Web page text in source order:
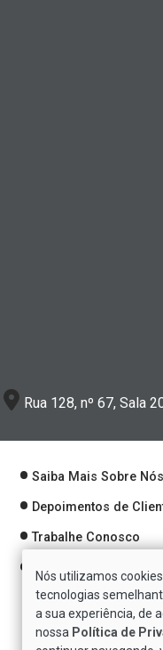
Rua 128, nº 67, Sala
Saiba Mais Sobre Nós
Depoimentos de
Trabalhe Conosco
Política de Privacidade
Nós utilizamos
tecnologias
a sua experiência, de
nossa Política de